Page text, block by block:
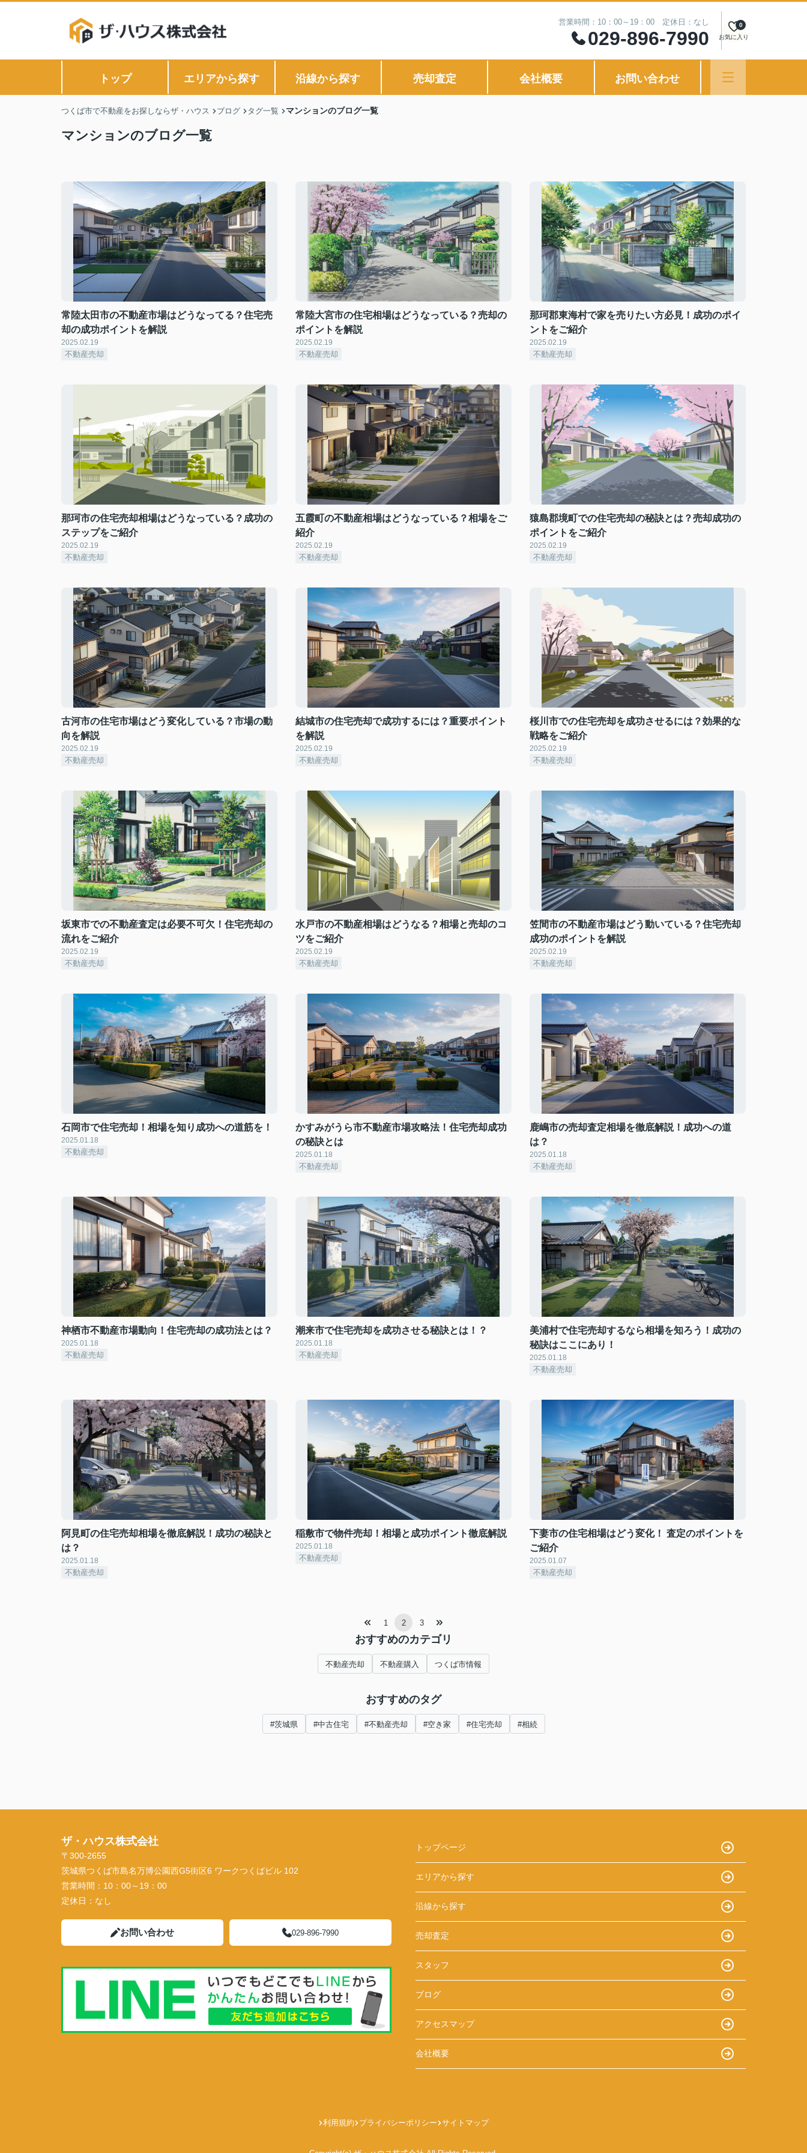
営業時間：10：00～19：00 定休日：なし
029-896-7990 お気に入り
0
トップ エリアから探す 沿線から探す 売却査定 会社概要 お問い合わせ
つくば市で不動産をお探しならザ・ハウス ブログ タグ一覧 マンションのブログ一覧
マンションのブログ一覧
常陸太田市の不動産市場はどうなってる？住宅売
却の成功ポイントを解説
2025.02.19
不動産売却
常陸大宮市の住宅相場はどうなっている？売却の
ポイントを解説
2025.02.19
不動産売却
那珂郡東海村で家を売りたい方必見！成功のポイ
ントをご紹介
2025.02.19
不動産売却
那珂市の住宅売却相場はどうなっている？成功の
ステップをご紹介
2025.02.19
不動産売却
五霞町の不動産相場はどうなっている？相場をご
紹介
2025.02.19
不動産売却
猿島郡境町での住宅売却の秘訣とは？売却成功の
ポイントをご紹介
2025.02.19
不動産売却
古河市の住宅市場はどう変化している？市場の動
向を解説
2025.02.19
不動産売却
結城市の住宅売却で成功するには？重要ポイント
を解説
2025.02.19
不動産売却
桜川市での住宅売却を成功させるには？効果的な
戦略をご紹介
2025.02.19
不動産売却
坂東市での不動産査定は必要不可欠！住宅売却の
流れをご紹介
2025.02.19
不動産売却
水戸市の不動産相場はどうなる？相場と売却のコ
ツをご紹介
2025.02.19
不動産売却
笠間市の不動産市場はどう動いている？住宅売却
成功のポイントを解説
2025.02.19
不動産売却
石岡市で住宅売却！相場を知り成功への道筋を！
2025.01.18
不動産売却
かすみがうら市不動産市場攻略法！住宅売却成功
の秘訣とは
2025.01.18
不動産売却
鹿嶋市の売却査定相場を徹底解説！成功への道
は？
2025.01.18
不動産売却
神栖市不動産市場動向！住宅売却の成功法とは？
2025.01.18
不動産売却
潮来市で住宅売却を成功させる秘訣とは！？
2025.01.18
不動産売却
美浦村で住宅売却するなら相場を知ろう！成功の
秘訣はここにあり！
2025.01.18
不動産売却
阿見町の住宅売却相場を徹底解説！成功の秘訣と
は？
2025.01.18
不動産売却
稲敷市で物件売却！相場と成功ポイント徹底解説
2025.01.18
不動産売却
下妻市の住宅相場はどう変化！ 査定のポイントを
ご紹介
2025.01.07
不動産売却
1 2 3
おすすめのカテゴリ
不動産売却 不動産購入 つくば市情報
おすすめのタグ
#茨城県 #中古住宅 #不動産売却 #空き家 #住宅売却 #相続
ザ・ハウス株式会社
〒300-2655
茨城県つくば市島名万博公園西G5街区6 ワークつくばビル 102
営業時間： 10：00～19：00
定休日： なし
お問い合わせ 029-896-7990
トップページ
エリアから探す
沿線から探す
売却査定
スタッフ
ブログ
アクセスマップ
会社概要
利用規約 プライバシーポリシー サイトマップ